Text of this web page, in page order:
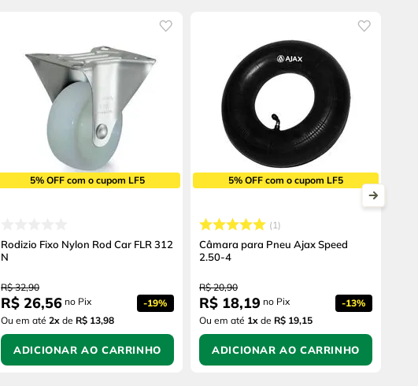
5% OFF com o cupom LF5
Rodizio Fixo Nylon Rod Car FLR 312
N
R$ 32,90
R$ 26,56 no Pix -19%
Ou em até 2x de R$ 13,98
ADICIONAR AO CARRINHO
5% OFF com o cupom LF5
1
Câmara para Pneu Ajax Speed
2.50-4
R$ 20,90
R$ 18,19 no Pix -13%
Ou em até 1x de R$ 19,15
ADICIONAR AO CARRINHO